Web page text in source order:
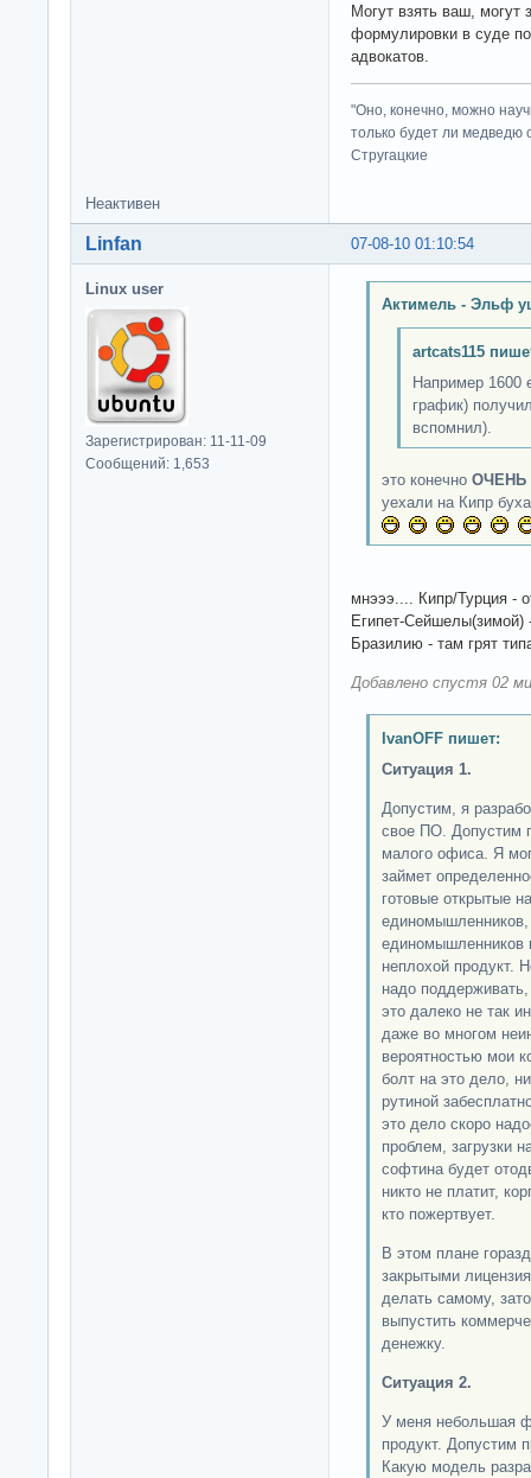
Могут взять ваш, могут
формулировки в суде
адвокатов.
"Оно, конечно, можно
только будет ли медведю
Стругацкие
Неактивен
07-08-10 01:10:54
Linfan
Linux user
Зарегистрирован: 11-11-09
Сообщений: 1,653
Актимель - Эльф
artcats115
Например 1600
график)
вспомнил).
это конечно ОЧЕНЬ
уехали на Кипр
мнэээ.... Кипр/Турция -
Египет-
Бразилию - там грят
Добавлено спустя 02
IvanOFF пишет:
Ситуация 1.
Допустим, я
свое ПО. Допустим
малого офиса. Я
займет
готовые открытые
единомышленников
неплохой продукт.
надо
это далеко не так
даже во многом
вероятностью мои
болт на это дело,
рутиной
это дело скоро
проблем, загрузки
софтина будет
никто не платит,
кто пожертвует.
В этом плане
закрытыми
делать самому,
выпустить
денежку.
Ситуация 2.
У меня небольшая
продукт. Допустим
Какую модель